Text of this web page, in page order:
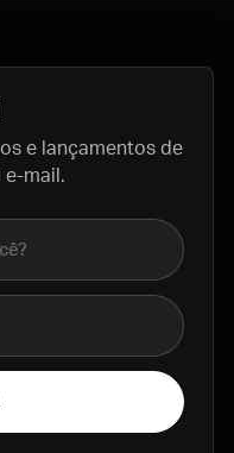
e lançamentos de
e-mail.